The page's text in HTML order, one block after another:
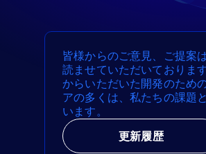
皆様からのご意見、ご提案
読ませていただいておりま
からいただいた開発のため
アの多くは、私たちの課題
います。
更新履歴